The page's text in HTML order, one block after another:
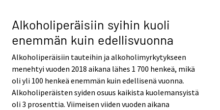
Alkoholiperäisiin syihin kuoli
enemmän kuin edellisvuonna
Alkoholiperäisiin tauteihin ja alkoholimyrkytykseen
menehtyi vuoden 2018 aikana lähes 1 700 henkeä, mikä
oli yli 100 henkeä enemmän kuin edellisenä vuonna.
Alkoholiperäisten syiden osuus kaikista kuolemansyistä
oli 3 prosenttia. Viimeisen viiden vuoden aikana